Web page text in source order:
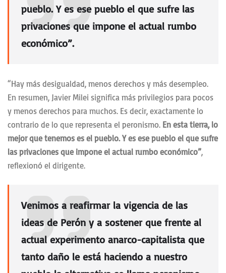
pueblo. Y es ese pueblo el que sufre las
privaciones que impone el actual rumbo
económico”.
“Hay más desigualdad, menos derechos y más desempleo.
En resumen, Javier Milei significa más privilegios para pocos
y menos derechos para muchos. Es decir, exactamente lo
contrario de lo que representa el peronismo. En esta tierra, lo
mejor que tenemos es el pueblo. Y es ese pueblo el que sufre
las privaciones que impone el actual rumbo económico”,
reflexionó el dirigente.
Venimos a reafirmar la vigencia de las
ideas de Perón y a sostener que frente al
actual experimento anarco-capitalista que
tanto daño le está haciendo a nuestro